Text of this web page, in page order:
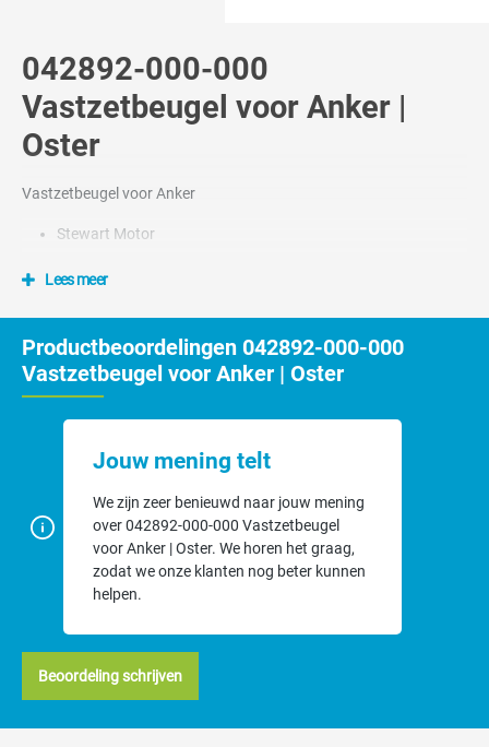
042892-000-000
Vastzetbeugel voor Anker |
Oster
Vastzetbeugel voor Anker
Stewart Motor
Lees meer
Productbeoordelingen 042892-000-000
Vastzetbeugel voor Anker | Oster
Jouw mening telt
We zijn zeer benieuwd naar jouw mening
over 042892-000-000 Vastzetbeugel
voor Anker | Oster. We horen het graag,
zodat we onze klanten nog beter kunnen
helpen.
Beoordeling schrijven